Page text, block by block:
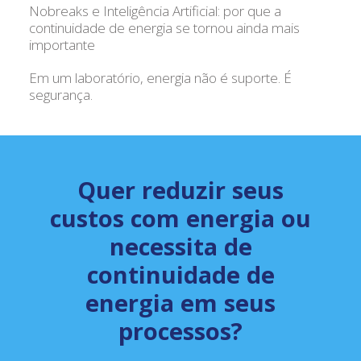
Nobreaks e Inteligência Artificial: por que a
continuidade de energia se tornou ainda mais
importante
Em um laboratório, energia não é suporte. É
segurança.
Quer reduzir seus
custos com energia ou
necessita de
continuidade de
energia em seus
processos?